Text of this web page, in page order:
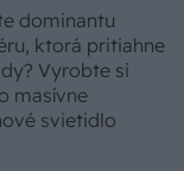
dominantu
ktorá pritiahne
Vyrobte si
masívne
svietidlo